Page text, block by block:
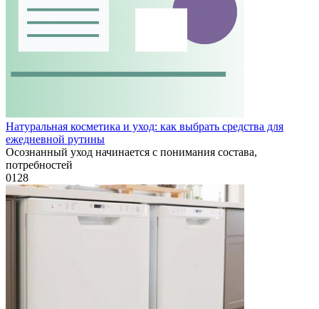
Натуральная косметика и уход: как выбрать средства для
ежедневной рутины
Осознанный уход начинается с понимания состава,
потребностей
0128